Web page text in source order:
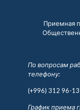
Приемная
По вопросам
телефону:
(+996) 312 96-
График приема